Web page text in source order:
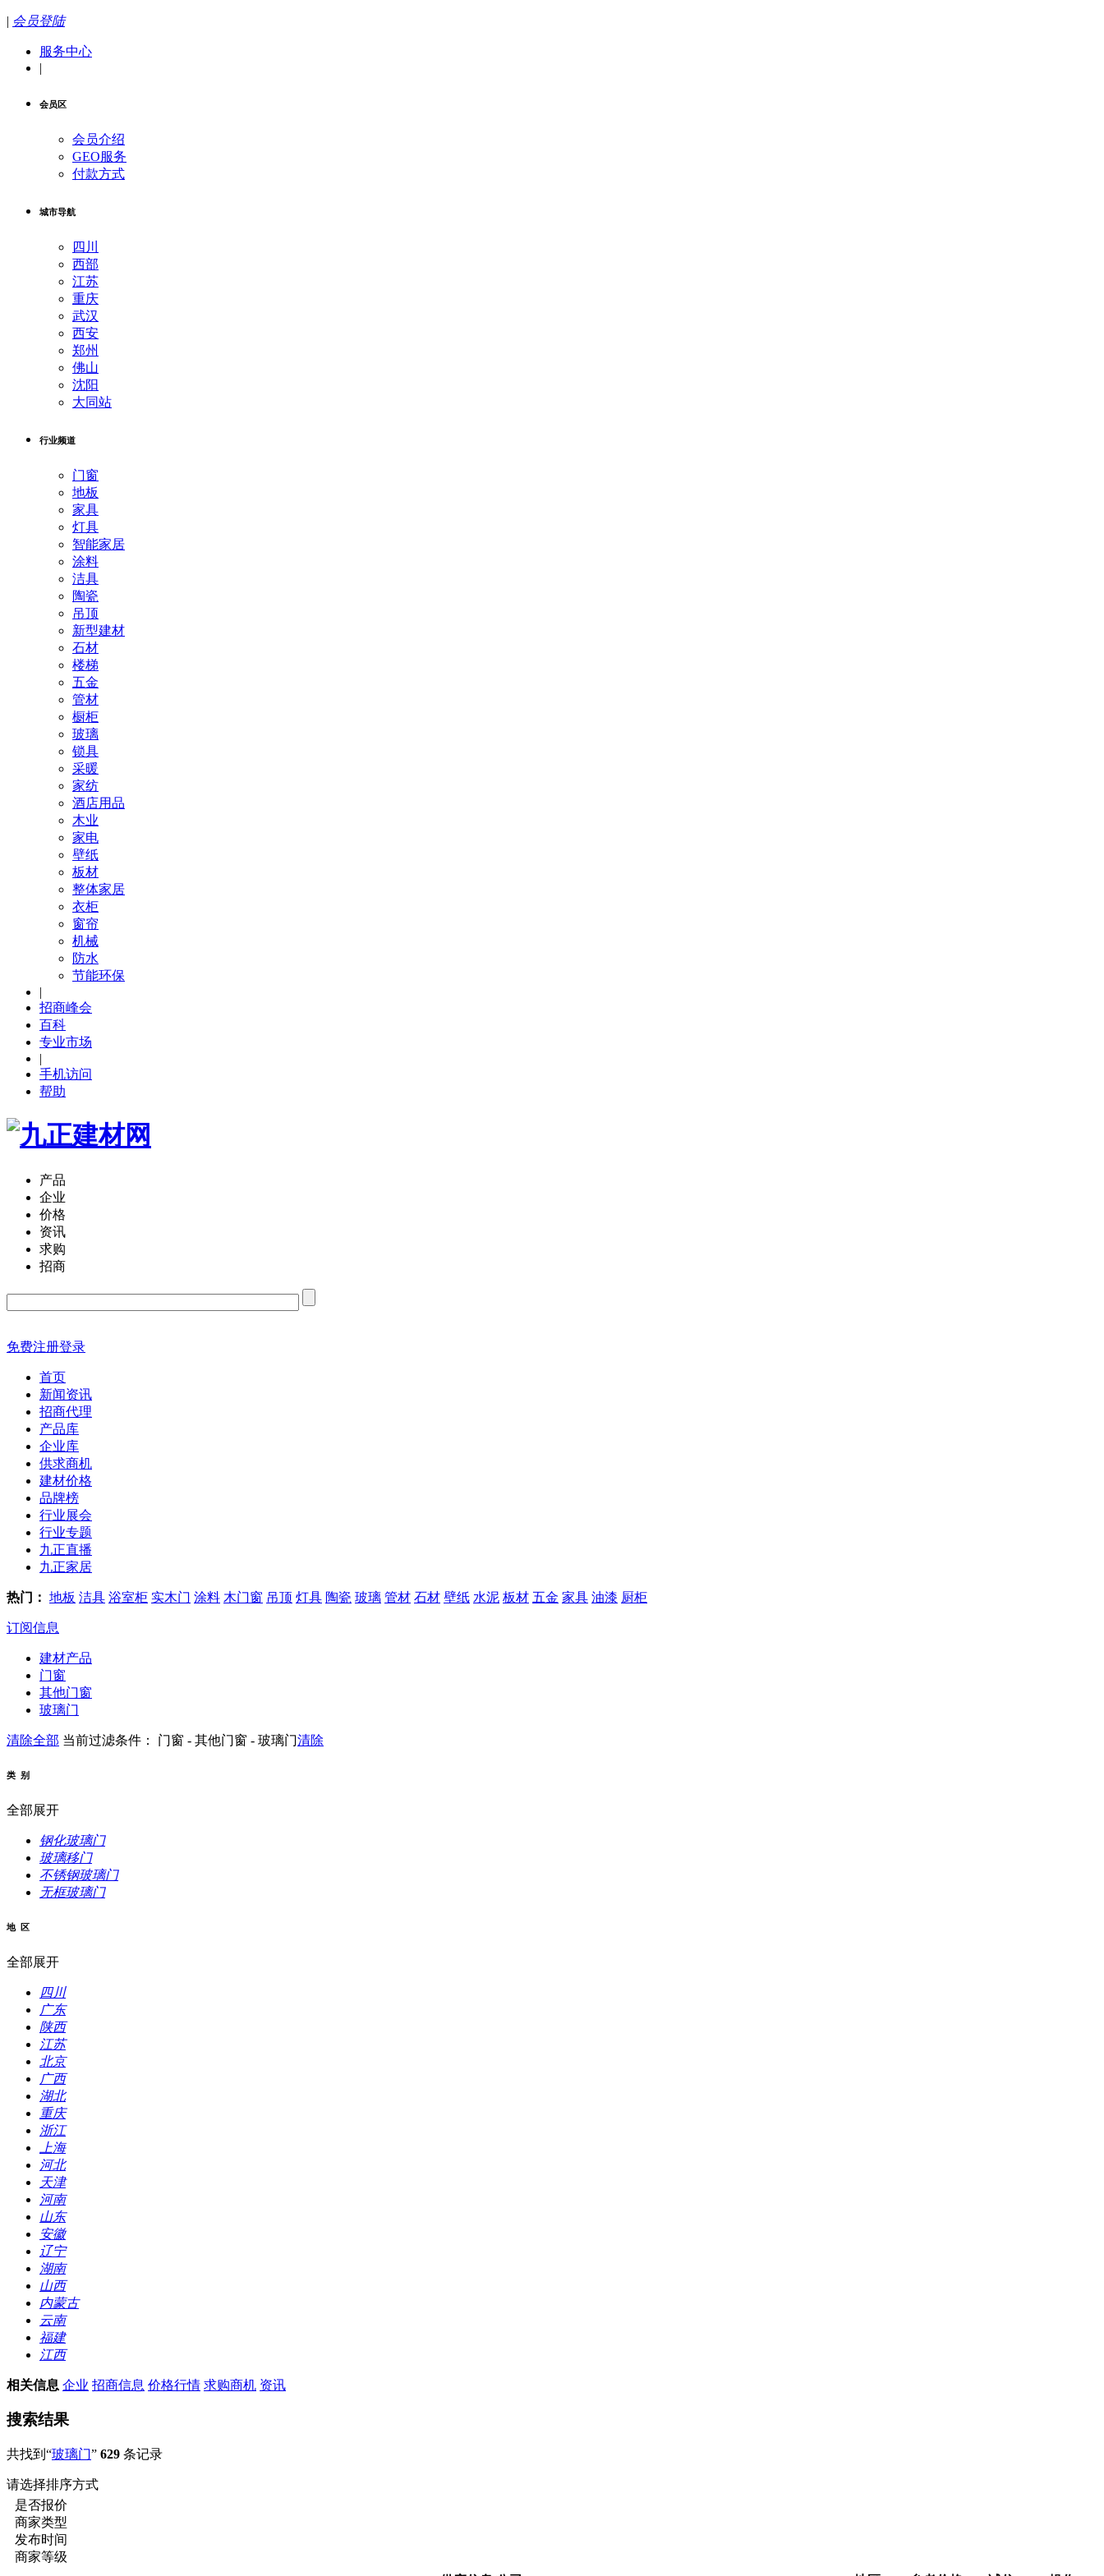
| 会员登陆
服务中心
|
会员区
会员介绍
GEO服务
付款方式
城市导航
四川
西部
江苏
重庆
武汉
西安
郑州
佛山
沈阳
大同站
行业频道
门窗
地板
家具
灯具
智能家居
涂料
洁具
陶瓷
吊顶
新型建材
石材
楼梯
五金
管材
橱柜
玻璃
锁具
采暖
家纺
酒店用品
木业
家电
壁纸
板材
整体家居
衣柜
窗帘
机械
防水
节能环保
|
招商峰会
百科
专业市场
|
手机访问
帮助
产品
企业
价格
资讯
求购
招商
免费注册登录
首页
新闻资讯
招商代理
产品库
企业库
供求商机
建材价格
品牌榜
行业展会
行业专题
九正直播
九正家居
热门： 地板 洁具 浴室柜 实木门 涂料 木门窗 吊顶 灯具 陶瓷 玻璃 管材 石材 壁纸 水泥 板材 五金 家具 油漆 厨柜
订阅信息
建材产品
门窗
其他门窗
玻璃门
清除全部 当前过滤条件： 门窗 - 其他门窗 - 玻璃门清除
类 别
全部展开
钢化玻璃门
玻璃移门
不锈钢玻璃门
无框玻璃门
地 区
全部展开
四川
广东
陕西
江苏
北京
广西
湖北
重庆
浙江
上海
河北
天津
河南
山东
安徽
辽宁
湖南
山西
内蒙古
云南
福建
江西
相关信息 企业 招商信息 价格行情 求购商机 资讯
搜索结果
共找到“玻璃门” 629 条记录
请选择排序方式
是否报价
商家类型
发布时间
商家等级